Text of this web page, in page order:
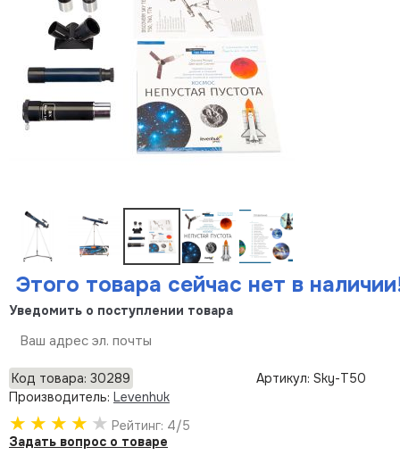
Этого товара сейчас нет в
Уведомить о поступлении товара
Код товара: 30289
Артикул: Sky-T50
Производитель: Levenhuk
Рейтинг: 4/5
Задать вопрос о товаре